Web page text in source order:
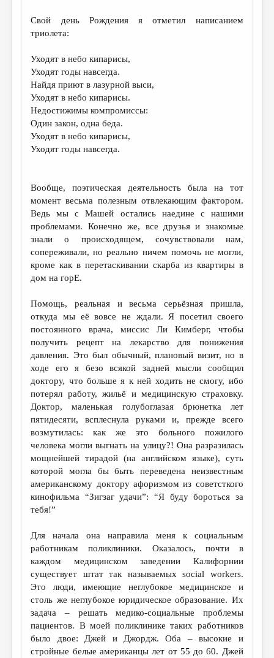
КОЛОНКА РЕДАКТОРА
РЕДКОЛЛЕГИЯ
ОТ РЕДАКЦИИ
МАЛАЯ ПРОЗА
ЭССЕИСТИКА
ЛИТЕРАТУРОВЕДЕНИЕ
КУЛЬТУРОВЕДЕНИЕ
РЕЦЕНЗИРОВАНИЕ
ЦИКЛЫ ПУБЛИКАЦИЙ
ТРЕДИАКОВСКИЙ
МЕДИА
ВКОНТАКТЕ
Свой день Рождения я отметил написанием
триолета:
Уходят в небо кипарисы,
Уходят годы навсегда.
Найдя приют в лазурной выси,
Уходят в небо кипарисы.
Недостижимы компромиссы:
Один закон, одна беда.
Уходят в небо кипарисы,
Уходят годы навсегда.
Вообще, поэтическая деятельность была на тот
момент весьма полезным отвлекающим фактором.
Ведь мы с Машей остались наедине с нашими
проблемами. Конечно же, все друзья и знакомые
знали о происходящем, сочувствовали нам,
сопереживали, но реально ничем помочь не могли,
кроме как в перетаскивании скарба из квартиры в
дом на горЕ.
Помощь, реальная и весьма серьёзная пришла,
откуда мы её вовсе не ждали. Я посетил своего
постоянного врача, миссис Ли Кимберг, чтобы
получить рецепт на лекарство для понижения
давления. Это был обычный, плановый визит, но в
ходе его я безо всякой задней мысли сообщил
доктору, что больше я к ней ходить не смогу, ибо
потерял работу, жильё и медицинскую страховку.
Доктор, маленькая голубоглазая брюнетка лет
пятидесяти, всплеснула руками и, прежде всего
возмутилась: как же это больного пожилого
человека могли выгнать на улицу?! Она разразилась
мощнейшей тирадой (на английском языке), суть
которой могла бы быть переведена неизвестным
американскому доктору афоризмом из советсткого
кинофильма “Зигзаг удачи”: “Я буду бороться за
тебя!”
Для начала она направила меня к социальным
работникам поликлиники. Оказалось, почти в
каждом медицинском заведении Калифорнии
существует штат так называемых social workers.
Это люди, имеющие неглубокое медицинское и
столь же неглубокое юридическое образование. Их
задача – решать медико-социальные проблемы
пациентов. В моей поликлинике таких работников
было двое: Джей и Джордж. Оба – высокие и
стройные белые американцы лет от 55 до 60. Джей